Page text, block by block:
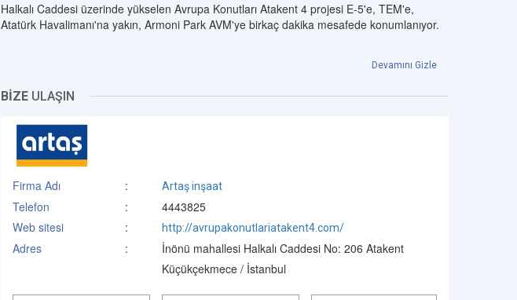
Halkalı Caddesi üzerinde yükselen Avrupa Konutları Atakent 4 projesi E-5'e, TEM'e,
Atatürk Havalimanı'na yakın, Armoni Park AVM'ye birkaç dakika mesafede konumlanıyor.
Devamını Gizle
BİZE ULAŞIN
Firma Adı : Artaş inşaat
Telefon :
4443825
Web sitesi
: http://avrupakonutlariatakent4.com/
Adres :
İnönü mahallesi Halkalı Caddesi No: 206 Atakent
Küçükçekmece / İstanbul